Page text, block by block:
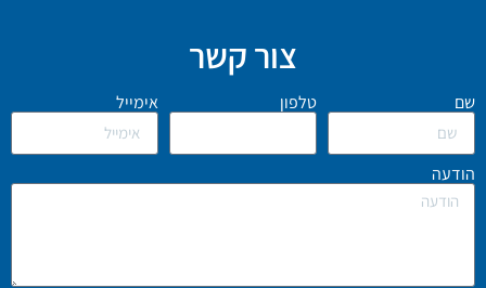
צור קשר
שם טלפון אימייל
הודעה